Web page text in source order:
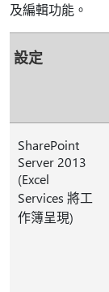
及編輯功能。
設定
SharePoint
Server 2013
(Excel
Services 將工
作簿呈現)